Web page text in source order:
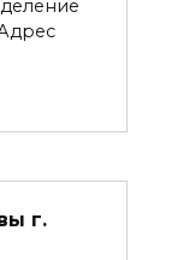
г.